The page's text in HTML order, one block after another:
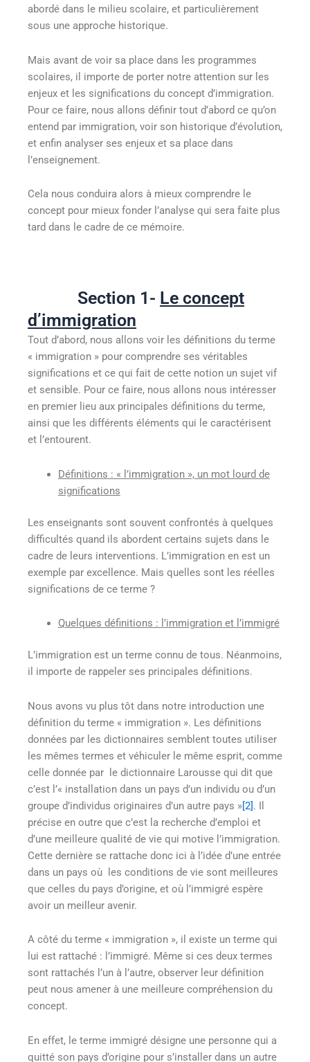
abordé dans le milieu scolaire, et particulièrement
sous une approche historique.
Mais avant de voir sa place dans les programmes
scolaires, il importe de porter notre attention sur les
enjeux et les significations du concept d’immigration.
Pour ce faire, nous allons définir tout d’abord ce qu’on
entend par immigration, voir son historique d’évolution,
et enfin analyser ses enjeux et sa place dans
l’enseignement.
Cela nous conduira alors à mieux comprendre le
concept pour mieux fonder l’analyse qui sera faite plus
tard dans le cadre de ce mémoire.
Section 1- Le concept
d’immigration
Tout d’abord, nous allons voir les définitions du terme
« immigration » pour comprendre ses véritables
significations et ce qui fait de cette notion un sujet vif
et sensible. Pour ce faire, nous allons nous intéresser
en premier lieu aux principales définitions du terme,
ainsi que les différents éléments qui le caractérisent
et l’entourent.
Définitions : « l’immigration », un mot lourd de
significations
Les enseignants sont souvent confrontés à quelques
difficultés quand ils abordent certains sujets dans le
cadre de leurs interventions. L’immigration en est un
exemple par excellence. Mais quelles sont les réelles
significations de ce terme ?
Quelques définitions : l’immigration et l’immigré
L’immigration est un terme connu de tous. Néanmoins,
il importe de rappeler ses principales définitions.
Nous avons vu plus tôt dans notre introduction une
définition du terme « immigration ». Les définitions
données par les dictionnaires semblent toutes utiliser
les mêmes termes et véhiculer le même esprit, comme
celle donnée par le dictionnaire Larousse qui dit que
c’est l’« installation dans un pays d’un individu ou d’un
groupe d’individus originaires d’un autre pays »[2]. Il
précise en outre que c’est la recherche d’emploi et
d’une meilleure qualité de vie qui motive l’immigration.
Cette dernière se rattache donc ici à l’idée d’une entrée
dans un pays où les conditions de vie sont meilleures
que celles du pays d’origine, et où l’immigré espère
avoir un meilleur avenir.
A côté du terme « immigration », il existe un terme qui
lui est rattaché : l’immigré. Même si ces deux termes
sont rattachés l’un à l’autre, observer leur définition
peut nous amener à une meilleure compréhension du
concept.
En effet, le terme immigré désigne une personne qui a
quitté son pays d’origine pour s’installer dans un autre